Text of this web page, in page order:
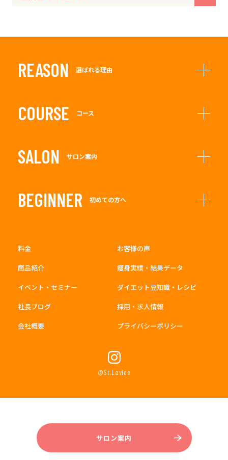
REASON 選ばれる理由
COURSE コース
SALON サロン案内
BEGINNER 初めての方へ
料金
お客様の声
商品紹介
痩身実績・結果データ
イベント・セミナー
ダイエット豆知識・レシピ
社長ブログ
採用・求人情報
会社概要
プライバシーポリシー
@St.Laviee
サロン案内